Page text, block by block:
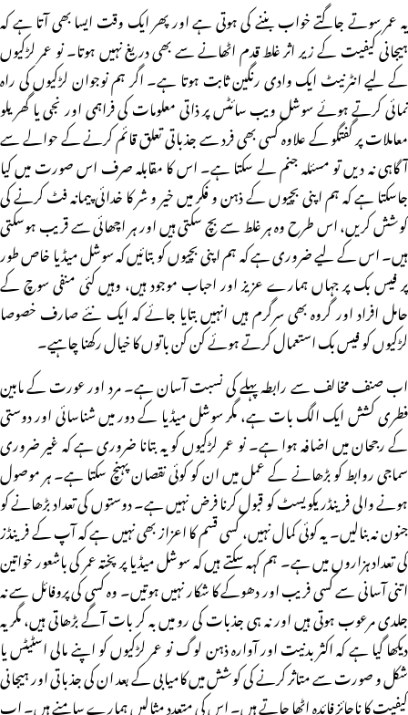
یہ عمر سوتے جاگتے خواب بننے کی ہوتی ہے اور پھر ایک وقت ایسا بھی آتا ہے کہ
ہیجانی کیفیت کے زیر اثر غلط قدم اٹھانے سے بھی دریغ نہیں ہوتا۔ نو عمر لڑکیوں
کے لیے انٹرنیٹ ایک وادی رنگین ثابت ہوتا ہے۔ اگر ہم نوجوان لڑکیوں کی راہ
نمائی کرتے ہوئے سوشل ویب سائٹس پر ذاتی معلومات کی فراہمی اور نجی یا گھریلو
معاملات پر گفتگو کے علاوہ کسی بھی فرد سے جذباتی تعلق قائم کرنے کے حوالے سے
آگاہی نہ دیں تو مسئلہ جنم لے سکتا ہے۔ اس کا مقابلہ صرف اس صورت میں کیا
جاسکتا ہے کہ ہم اپنی بچیوں کے ذہن و فکر میں خیر و شر کا خدائی پیمانہ فٹ کرنے کی
کوشش کریں، اس طرح وہ ہر غلط سے بچ سکتی ہیں اور ہر اچھائی سے قریب ہوسکتی
ہیں۔ اس کے لیے ضروری ہے کہ ہم اپنی بچیوں کو بتائیں کہ سوشل میڈیا خاص طور
پر فیس بک پر جہاں ہمارے عزیز اور احباب موجود ہیں، وہیں کئی منفی سوچ کے
حامل افراد اور گروہ بھی سرگرم ہیں انہیں بتایا جائے کہ ایک نئے صارف خصوصا
لڑکیوں کو فیس بک استعمال کرتے ہوئے کن کن باتوں کا خیال رکھنا چاہیے۔
اب صنف مخالف سے رابطہ پہلے کی نسبت آسان ہے۔ مرد اور عورت کے مابین
فطری کشش ایک الگ بات ہے، مگر سوشل میڈیا کے دور میں شناسائی اور دوستی
کے رجحان میں اضافہ ہوا ہے۔ نو عمر لڑکیوں کو یہ بتانا ضروری ہے کہ غیر ضروری
سماجی روابط کو بڑھانے کے عمل میں ان کو کوئی نقصان پہنچ سکتا ہے۔ ہر موصول
ہونے والی فرینڈریکویسٹ کو قبول کرنا فرض نہیں ہے۔ دوستوں کی تعداد بڑھانے کو
جنون نہ بنالیں۔ یہ کوئی کمال نہیں، کسی قسم کا اعزاز بھی نہیں ہے کہ آپ کے فرینڈز
کی تعداد ہزاروں میں ہے۔ ہم کہہ سکتے ہیں کہ سوشل میڈیا پر پختہ عمر کی باشعور خواتین
اتنی آسانی سے کسی فریب اور دھوکے کا شکار نہیں ہوتیں۔ وہ کسی کی پروفائل سے نہ
جلدی مرعوب ہوتی ہیں اور نہ ہی جذبات کی رو میں بہ کر بات آگے بڑھاتی ہیں، مگر یہ
دیکھا گیا ہے کہ اکثر بدنیت اور آوارہ ذہن لوگ نو عمر لڑکیوں کو اپنے مالی اسٹیٹس یا
شکل و صورت سے متاثر کرنے کی کوشش میں کامیابی کے بعد ان کی جذباتی اور ہیجانی
کیفیت کا ناجائز فائدہ اٹھا جاتے ہیں۔ اس کی متعدد مثالیں ہمارے سامنے ہیں۔ اب